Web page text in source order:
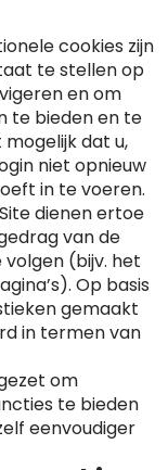
cookies zijn
te stellen op
en om
te bieden en te
dat u,
niet opnieuw
in te voeren.
dienen ertoe
van de
(bijv. het
Op basis
gemaakt
in termen van
om
te bieden
eenvoudiger